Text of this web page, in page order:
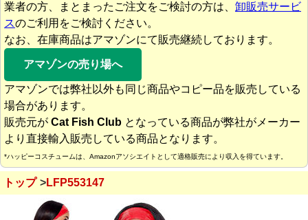
業者の方、まとまったご注文をご検討の方は、 卸販売サービ
スのご利用をご検討ください。
なお、在庫商品はアマゾンにて販売継続しております。
アマゾンの売り場へ
アマゾンでは弊社以外も同じ商品やコピー品を販売している
場合があります。
販売元が Cat Fish Club となっている商品が弊社がメーカー
より直接輸入販売している商品となります。
*ハッピーコスチュームは、Amazonアソシエイトとして適格販売により収入を得ています。
トップ LFP553147